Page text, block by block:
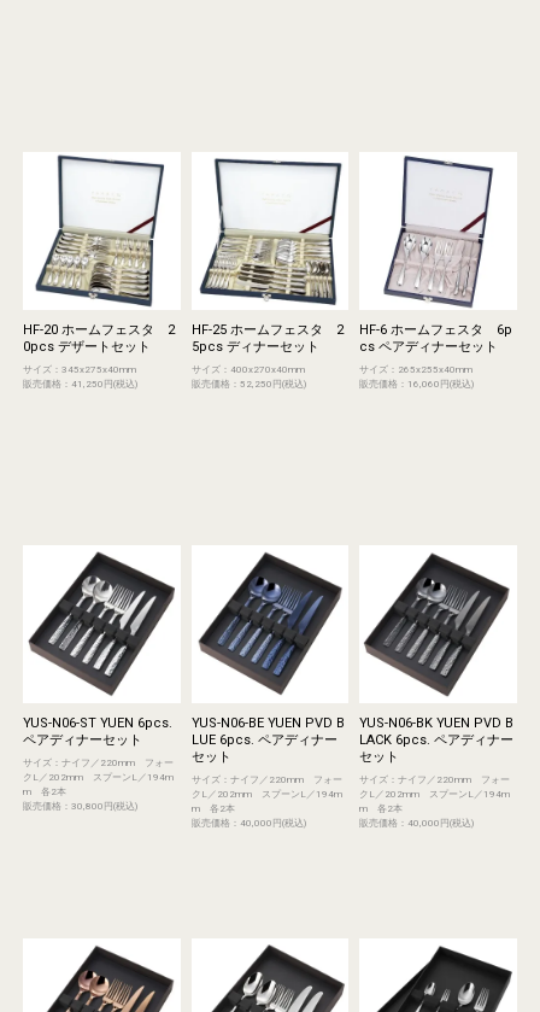
HF-20 ホームフェスタ 2
0pcs デザートセット
サイズ：345x275x40mm
販売価格：41,250円(税込)
HF-25 ホームフェスタ 2
5pcs ディナーセット
サイズ：400x270x40mm
販売価格：52,250円(税込)
HF-6 ホームフェスタ 6p
cs ペアディナーセット
サイズ：265x255x40mm
販売価格：16,060円(税込)
YUS-N06-ST YUEN 6pcs.
ペアディナーセット
サイズ：ナイフ／220mm フォー
クL／202mm スプーンL／194m
m 各2本
販売価格：30,800円(税込)
YUS-N06-BE YUEN PVD B
LUE 6pcs. ペアディナー
セット
サイズ：ナイフ／220mm フォー
クL／202mm スプーンL／194m
m 各2本
販売価格：40,000円(税込)
YUS-N06-BK YUEN PVD B
LACK 6pcs. ペアディナー
セット
サイズ：ナイフ／220mm フォー
クL／202mm スプーンL／194m
m 各2本
販売価格：40,000円(税込)